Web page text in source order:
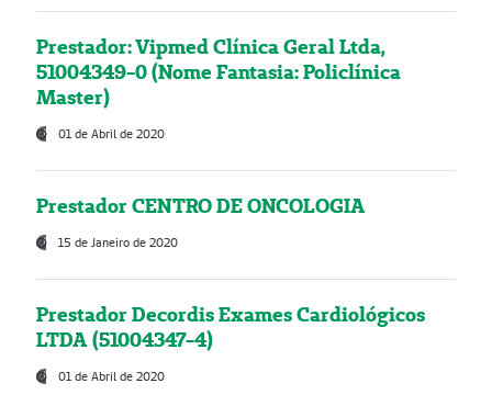
Prestador: Vipmed Clínica Geral Ltda,
51004349-0 (Nome Fantasia: Policlínica
Master)
01 de Abril de 2020
Prestador CENTRO DE ONCOLOGIA
15 de Janeiro de 2020
Prestador Decordis Exames Cardiológicos
LTDA (51004347-4)
01 de Abril de 2020